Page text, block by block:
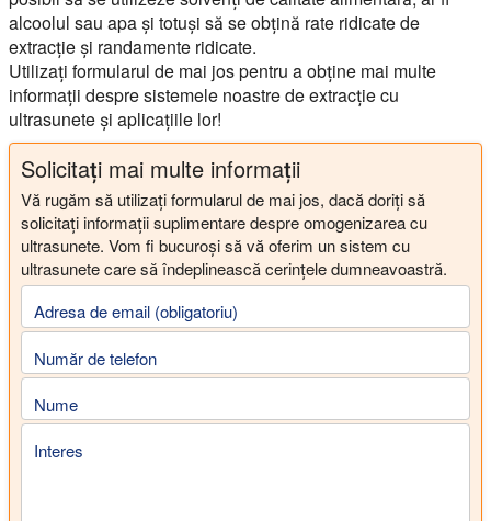
alcoolul sau apa și totuși să se obțină rate ridicate de
extracție și randamente ridicate.
Utilizați formularul de mai jos pentru a obține mai multe
informații despre sistemele noastre de extracție cu
ultrasunete și aplicațiile lor!
Solicitați mai multe informații
Vă rugăm să utilizați formularul de mai jos, dacă doriți să
solicitați informații suplimentare despre omogenizarea cu
ultrasunete. Vom fi bucuroși să vă oferim un sistem cu
ultrasunete care să îndeplinească cerințele dumneavoastră.
Adresa de email (obligatoriu)
Număr de telefon
Nume
Interes